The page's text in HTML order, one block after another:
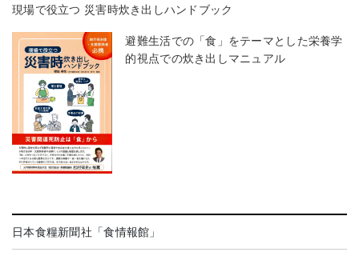
現場で役立つ 災害時炊き出しハンドブック
避難生活での「食」をテーマとした栄養学
的視点での炊き出しマニュアル
日本食糧新聞社「食情報館」